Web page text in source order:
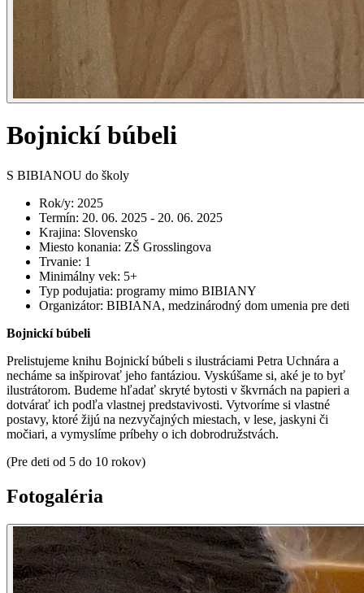
Bojnickí búbeli
S BIBIANOU do školy
Rok/y: 2025
Termín: 20. 06. 2025 - 20. 06. 2025
Krajina: Slovensko
Miesto konania: ZŠ Grosslingova
Trvanie: 1
Minimálny vek: 5+
Typ podujatia: programy mimo BIBIANY
Organizátor: BIBIANA, medzinárodný dom umenia pre deti
Bojnickí búbeli
Prelistujeme knihu Bojnickí búbeli s ilustráciami Petra Uchnára a
necháme sa inšpirovať jeho fantáziou. Vyskúšame si, aké je to byť
ilustrátorom. Budeme hľadať skryté bytosti v škvrnách na papieri a
dotvárať ich podľa vlastnej predstavivosti. Vytvoríme si vlastné
postavy, ktoré žijú na nezvyčajných miestach, v lese, jaskyni či
močiari, a vymyslíme príbehy o ich dobrodružstvách.
(Pre deti od 5 do 10 rokov)
Fotogaléria